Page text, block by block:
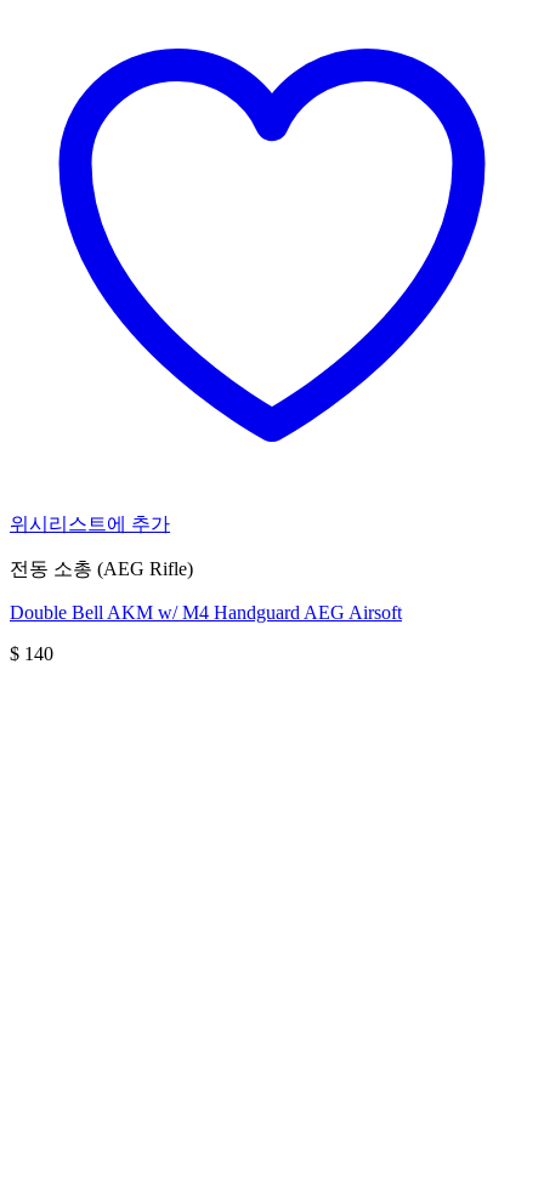
위시리스트에 추가
전동 소총 (AEG Rifle)
Double Bell AKM w/ M4 Handguard AEG Airsoft
$ 140